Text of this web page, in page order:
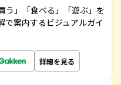
う」「食べる」「遊ぶ」を
で案内するビジュアルガイ
詳細を見る